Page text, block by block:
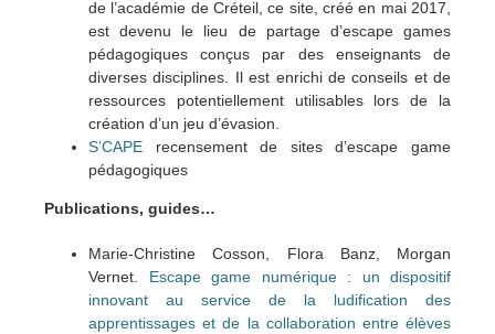
de l’académie de Créteil, ce site, créé en mai 2017,
est devenu le lieu de partage d’escape games
pédagogiques conçus par des enseignants de
diverses disciplines. Il est enrichi de conseils et de
ressources potentiellement utilisables lors de la
création d’un jeu d’évasion.
S’CAPE recensement de sites d’escape game
pédagogiques
Publications, guides…
Marie-Christine Cosson, Flora Banz, Morgan
Vernet. Escape game numérique : un dispositif
innovant au service de la ludification des
apprentissages et de la collaboration entre élèves